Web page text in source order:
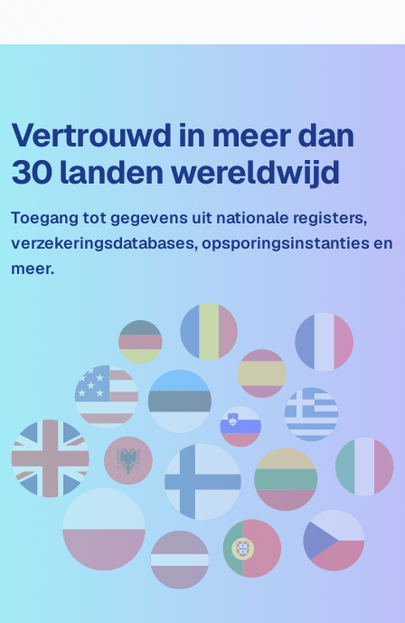
Vertrouwd in meer dan
30 landen wereldwijd
Toegang tot gegevens uit nationale registers,
verzekeringsdatabases, opsporingsinstanties en
meer.